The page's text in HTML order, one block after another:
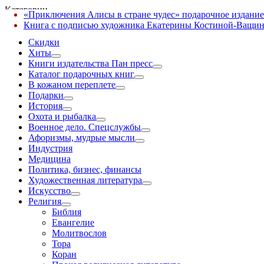
Категории
Скидки
Хиты
Книги издательства Пан пресс
Каталог подарочных книг
В кожаном переплете
Подарки
История
Охота и рыбалка
Военное дело. Спецслужбы
Афоризмы, мудрые мысли
Индустрия
Медицина
Политика, бизнес, финансы
Художественная литература
Искусство
Религия
Библия
Евангелие
Молитвослов
Тора
Коран
«Приключения Алисы в стране чудес» подарочное издание
Книга с подписью художника Екатерины Костиной-